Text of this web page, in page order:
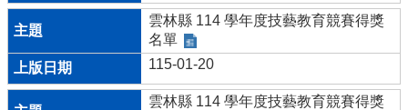
學
金
區
認
雲林縣 114 學年度技藝教育競賽得獎
名單
115-01-20
雲林縣 114 學年度技藝教育競賽得獎